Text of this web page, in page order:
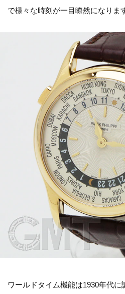
で様々な時刻が一目瞭然になりま
ワールドタイム機能は1930年代に